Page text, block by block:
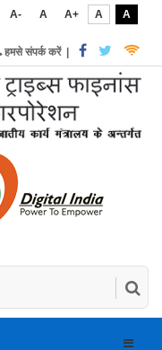
A- A A+ A
A
हमसे संपर्क करें|
Toggle